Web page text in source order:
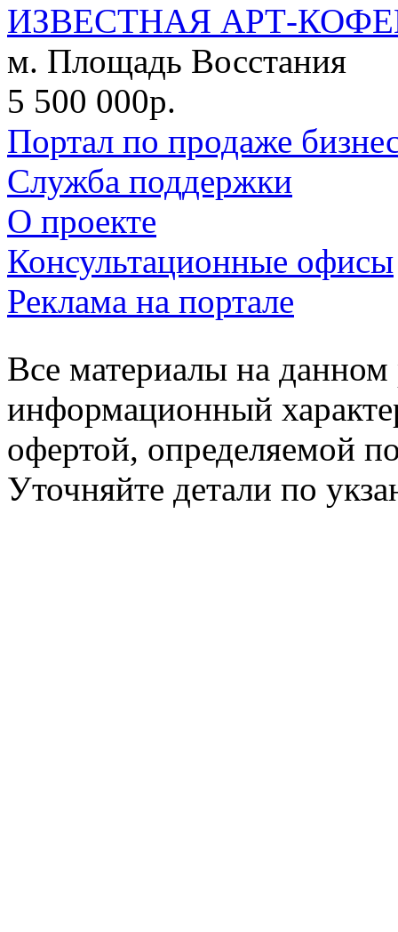
ИЗВЕСТНАЯ АРТ-
м. Площадь Восстания
5 500 000р.
Портал по продаже
Служба поддержки
О проекте
Консультационные офисы
Реклама на портале
Все материалы на данном
информационный
офертой, определяемой
Уточняйте детали по